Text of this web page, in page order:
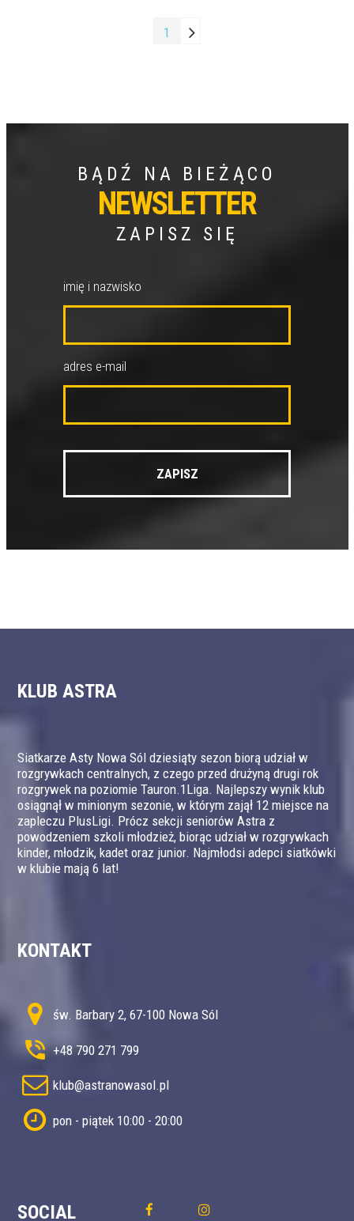
1
BĄDŹ NA BIEŻĄCO
NEWSLETTER
ZAPISZ SIĘ
imię i nazwisko
adres e-mail
KLUB ASTRA
Siatkarze Asty Nowa Sól dziesiąty sezon biorą udział w
rozgrywkach centralnych, z czego przed drużyną drugi rok
rozgrywek na poziomie Tauron.1Liga. Najlepszy wynik klub
osiągnął w minionym sezonie, w którym zajął 12 miejsce na
zapleczu PlusLigi. Prócz sekcji seniorów Astra z
powodzeniem szkoli młodzież, biorąc udział w rozgrywkach
kinder, młodzik, kadet oraz junior. Najmłodsi adepci siatkówki
w klubie mają 6 lat!
KONTAKT
św. Barbary 2, 67-100 Nowa Sól
+48 790 271 799
klub@astranowasol.pl
pon - piątek 10:00 - 20:00
SOCIAL